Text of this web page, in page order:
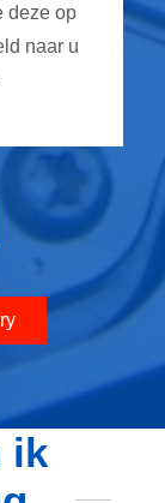
deze op
naar u
ik